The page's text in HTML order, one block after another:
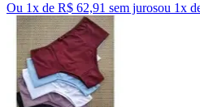
Ou 1x de R$ 62,91 sem jurosou 1x